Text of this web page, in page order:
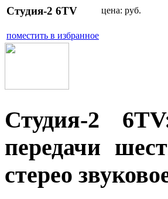
Студия-2 6TV цена: руб.
поместить в избранное
Студия-2
передачи
стерео